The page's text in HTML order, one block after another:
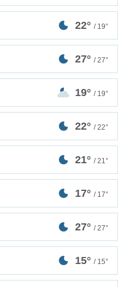
22° / 19°
27° / 27°
19° / 19°
22° / 22°
21° / 21°
17° / 17°
27° / 27°
15° / 15°